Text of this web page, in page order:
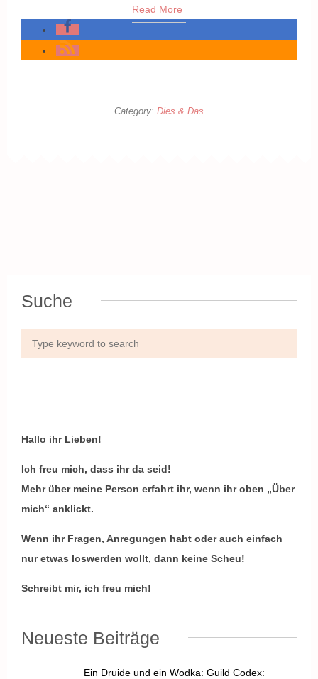
Read More
Category: Dies & Das
Suche
Hallo ihr Lieben!
Ich freu mich, dass ihr da seid!
Mehr über meine Person erfahrt ihr, wenn ihr oben „Über
mich“ anklickt.
Wenn ihr Fragen, Anregungen habt oder auch einfach
nur etwas loswerden wollt, dann keine Scheu!
Schreibt mir, ich freu mich!
Neueste Beiträge
Ein Druide und ein Wodka: Guild Codex: